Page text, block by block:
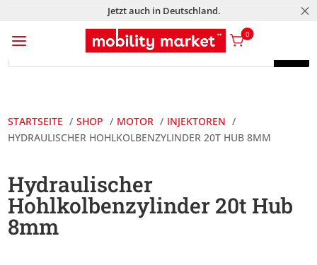
Jetzt auch in Deutschland. M
a 0
Products
Products
STARTSEITE SHOP MOTOR
INJEKTOREN
HYDRAULISCHER HOHLKOLBENZYLINDER 20T HUB 8MM
Hydraulischer
Hohlkolbenzylinder 20t Hub
8mm